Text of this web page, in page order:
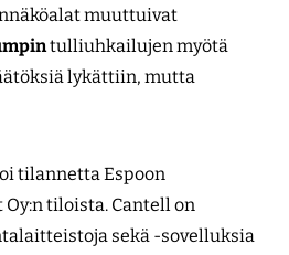
muuttuivat
tulliuhkailujen myötä
lykättiin, mutta
tilannetta Espoon
tiloista. Cantell on
sekä -sovelluksia